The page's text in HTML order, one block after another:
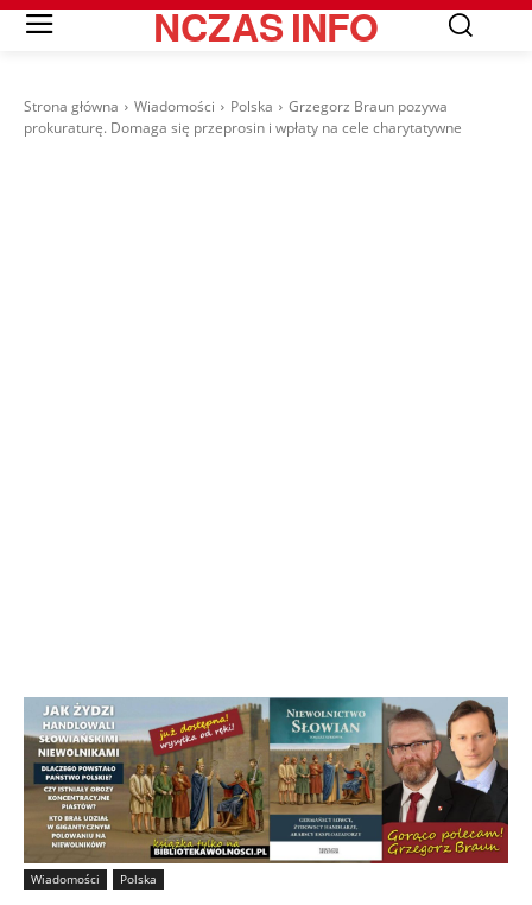
NCZASINFO
Strona główna Wiadomości Polska
Grzegorz Braun pozywa
prokuraturę. Domaga się przeprosin i wpłaty na cele charytatywne
Wiadomości Polska